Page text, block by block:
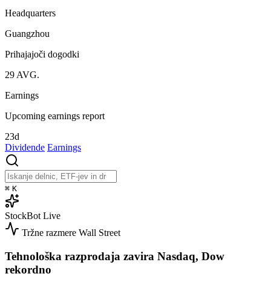
Headquarters
Guangzhou
Prihajajoči dogodki
29 AVG.
Earnings
Upcoming earnings report
23d
Dividende Earnings
⌘ K
StockBot Live
Tržne razmere Wall Street
Tehnološka razprodaja zavira Nasdaq, Dow
rekordno